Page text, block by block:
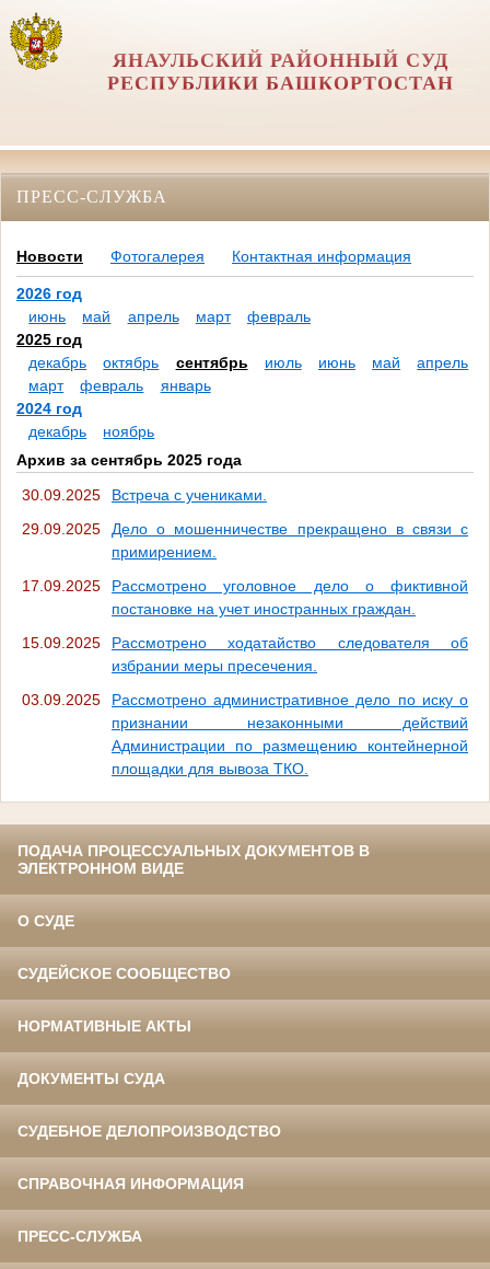
ЯНАУЛЬСКИЙ РАЙОННЫЙ СУД
РЕСПУБЛИКИ БАШКОРТОСТАН
ПРЕСС-СЛУЖБА
Новости Фотогалерея Контактная информация
2026 год
июнь
май апрель март
февраль
2025 год
декабрь
октябрь сентябрь июль июнь май
апрель
март
февраль
январь
2024 год
декабрь
ноябрь
Архив за сентябрь 2025 года
30.09.2025
Встреча с учениками.
29.09.2025
Дело о мошенничестве прекращено в связи с
примирением.
17.09.2025
Рассмотрено уголовное дело о фиктивной
постановке на учет иностранных граждан.
15.09.2025
Рассмотрено ходатайство следователя об
избрании меры пресечения.
03.09.2025
Рассмотрено административное дело по иску о
признании незаконными действий
Администрации по размещению контейнерной
площадки для вывоза ТКО.
ПОДАЧА ПРОЦЕССУАЛЬНЫХ ДОКУМЕНТОВ В
ЭЛЕКТРОННОМ ВИДЕ
О СУДЕ
СУДЕЙСКОЕ СООБЩЕСТВО
НОРМАТИВНЫЕ АКТЫ
ДОКУМЕНТЫ СУДА
СУДЕБНОЕ ДЕЛОПРОИЗВОДСТВО
СПРАВОЧНАЯ ИНФОРМАЦИЯ
ПРЕСС-СЛУЖБА